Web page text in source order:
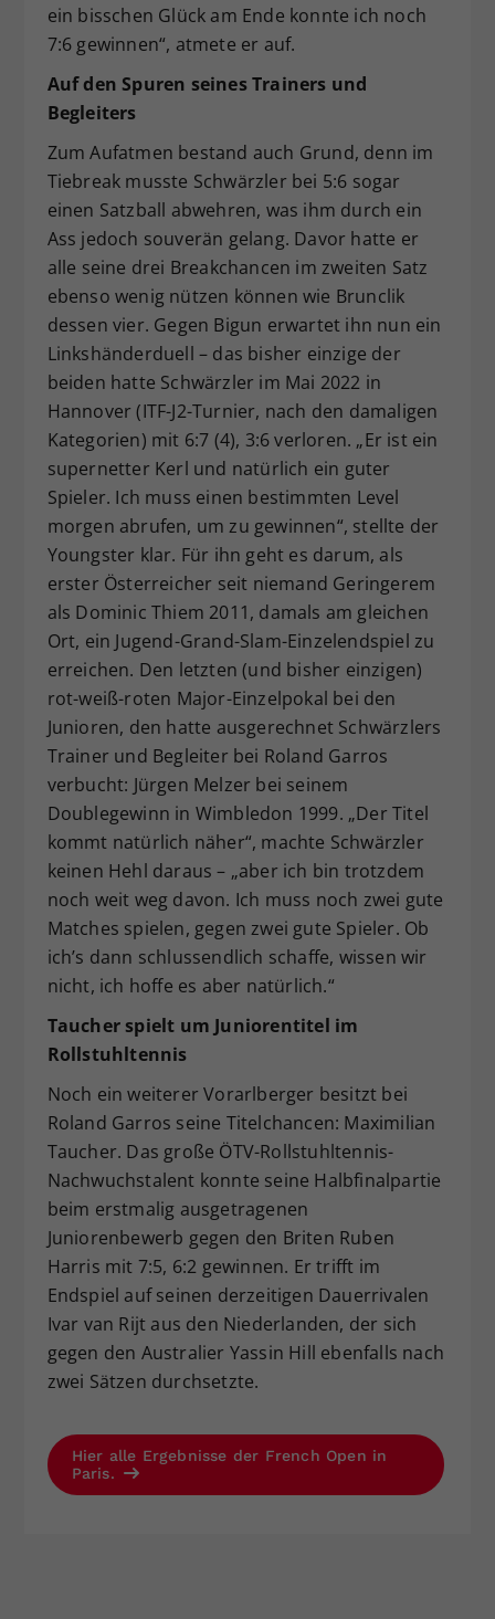
ein bisschen Glück am Ende konnte ich noch
7:6 gewinnen“, atmete er auf.
Auf den Spuren seines Trainers und
Begleiters
Zum Aufatmen bestand auch Grund, denn im
Tiebreak musste Schwärzler bei 5:6 sogar
einen Satzball abwehren, was ihm durch ein
Ass jedoch souverän gelang. Davor hatte er
alle seine drei Breakchancen im zweiten Satz
ebenso wenig nützen können wie Brunclik
dessen vier. Gegen Bigun erwartet ihn nun ein
Linkshänderduell – das bisher einzige der
beiden hatte Schwärzler im Mai 2022 in
Hannover (ITF-J2-Turnier, nach den damaligen
Kategorien) mit 6:7 (4), 3:6 verloren. „Er ist ein
supernetter Kerl und natürlich ein guter
Spieler. Ich muss einen bestimmten Level
morgen abrufen, um zu gewinnen“, stellte der
Youngster klar. Für ihn geht es darum, als
erster Österreicher seit niemand Geringerem
als Dominic Thiem 2011, damals am gleichen
Ort, ein Jugend-Grand-Slam-Einzelendspiel zu
erreichen. Den letzten (und bisher einzigen)
rot-weiß-roten Major-Einzelpokal bei den
Junioren, den hatte ausgerechnet Schwärzlers
Trainer und Begleiter bei Roland Garros
verbucht: Jürgen Melzer bei seinem
Doublegewinn in Wimbledon 1999. „Der Titel
kommt natürlich näher“, machte Schwärzler
keinen Hehl daraus – „aber ich bin trotzdem
noch weit weg davon. Ich muss noch zwei gute
Matches spielen, gegen zwei gute Spieler. Ob
ich’s dann schlussendlich schaffe, wissen wir
nicht, ich hoffe es aber natürlich.“
Taucher spielt um Juniorentitel im
Rollstuhltennis
Noch ein weiterer Vorarlberger besitzt bei
Roland Garros seine Titelchancen: Maximilian
Taucher. Das große ÖTV-Rollstuhltennis-
Nachwuchstalent konnte seine Halbfinalpartie
beim erstmalig ausgetragenen
Juniorenbewerb gegen den Briten Ruben
Harris mit 7:5, 6:2 gewinnen. Er trifft im
Endspiel auf seinen derzeitigen Dauerrivalen
Ivar van Rijt aus den Niederlanden, der sich
gegen den Australier Yassin Hill ebenfalls nach
zwei Sätzen durchsetzte.
Hier alle Ergebnisse der French Open in
Paris.